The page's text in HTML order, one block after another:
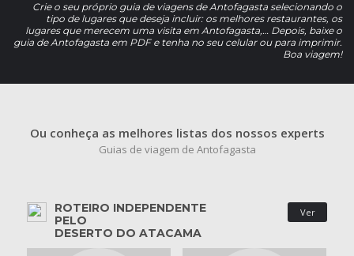
Crie o seu próprio guia de viagens de Antofagasta selecionando o
tipo de lugares que deseja incluir: os melhores restaurantes, os
lugares que merecem uma visita em Antofagasta,… Depois, baixe o
guia de Antofagasta em PDF e tenha no seu celular ou para imprimir.
Boa viagem!
Ou conheça as melhores listas dos nossos experts
Guias de viagem de Antofagasta
ROTEIRO INDEPENDENTE
PELO
DESERTO DO ATACAMA
Ver